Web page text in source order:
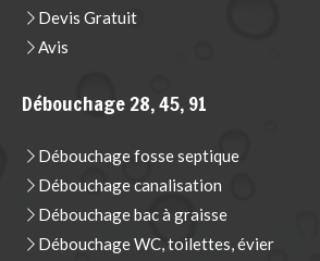
Devis Gratuit
Avis
Débouchage 28, 45, 91
Débouchage fosse septique
Débouchage canalisation
Débouchage bac à graisse
Débouchage WC, toilettes, évier